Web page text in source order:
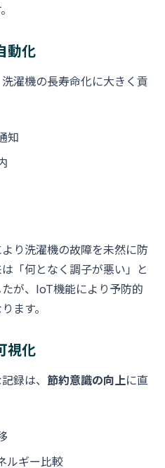
動化
濯機の長寿命化に大きく貢
知
り洗濯機の故障を未然に防
「何となく調子が悪い」と
が、IoT機能により予防的
ます。
視化
録は、 節約意識の向上に直
ルギー比較